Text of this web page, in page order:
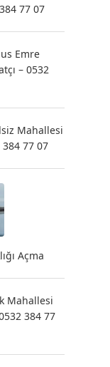
77 07
Emre
– 0532
Mahallesi
384 77 07
Açma
Mahallesi
384 77